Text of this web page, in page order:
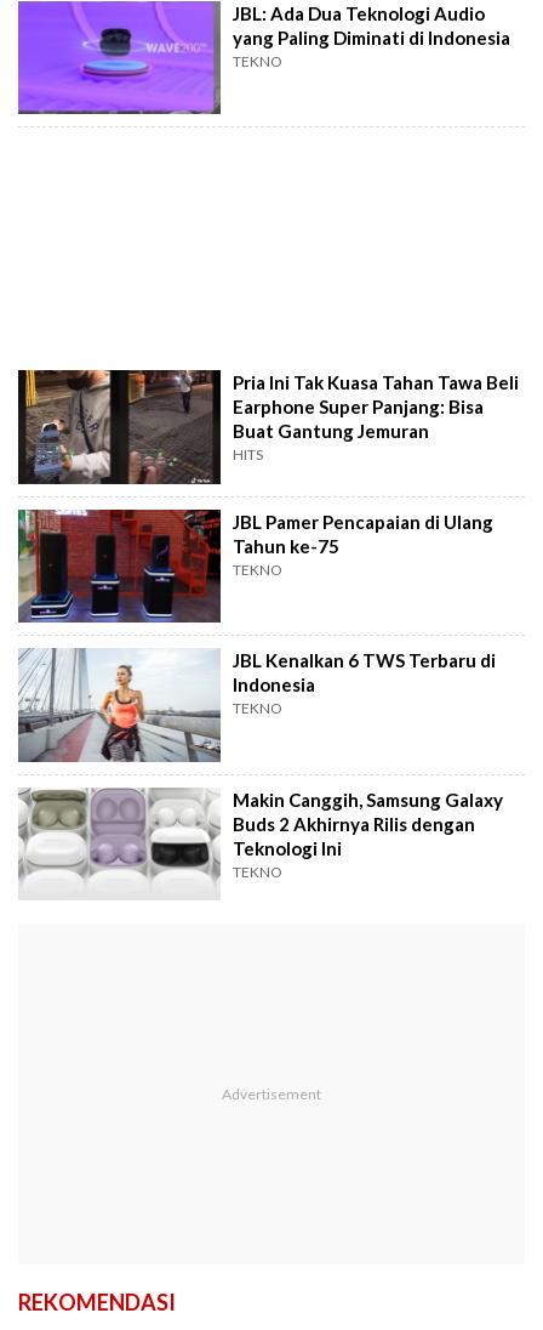
JBL: Ada Dua Teknologi Audio
yang Paling Diminati di Indonesia
TEKNO
Pria Ini Tak Kuasa Tahan Tawa Beli
Earphone Super Panjang: Bisa
Buat Gantung Jemuran
HITS
JBL Pamer Pencapaian di Ulang
Tahun ke-75
TEKNO
JBL Kenalkan 6 TWS Terbaru di
Indonesia
TEKNO
Makin Canggih, Samsung Galaxy
Buds 2 Akhirnya Rilis dengan
Teknologi Ini
TEKNO
REKOMENDASI